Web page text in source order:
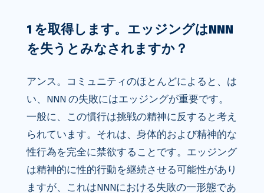
1 を取得します。エッジングはNNN
を失うとみなされますか？
アンス。コミュニティのほとんどによると、は
い、NNN の失敗にはエッジングが重要です。
一般に、この慣行は挑戦の精神に反すると考え
られています。それは、身体的および精神的な
性行為を完全に禁欲することです。エッジング
は精神的に性的行動を継続させる可能性があり
ますが、これはNNNにおける失敗の一形態であ